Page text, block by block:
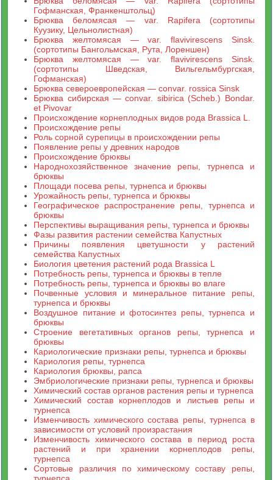
Гофманская, Франкенштольц)
Брюква беломясая — var. Rapifera (сортотипы
Куузику, Цельнолистная)
Брюква желтомясая — var. flavivirescens Sinsk.
(сортотипы Бангольмская, Рута, Лореншен)
Брюква желтомясая — var. flavivirescens Sinsk.
(сортотипы Шведская, Вильгельмбургская,
Гофманская)
Брюква североевропейская — convar. rossica Sinsk
Брюква сибирская — convar. sibirica (Scheb.) Bondar.
et Pivovar
Происхождение корнеплодных видов рода Brassica L.
Происхождение репы
Роль сорной сурепицы в происхождении репы
Появление репы у древних народов
Происхождение брюквы
Народнохозяйственное значение репы, турнепса и
брюквы
Площади посева репы, турнепса и брюквы
Урожайность репы, турнепса и брюквы
Географическое распространение репы, турнепса и
брюквы
Перспективы выращивания репы, турнепса и брюквы
Фазы развития растении семейства Капустных
Причины появления цветушности у растений
семейства Капустных
Биология цветения растений рода Brassica L
Потребность репы, турнепса и брюквы в тепле
Потребность репы, турнепса и брюквы во влаге
Почвенные условия и минеральное питание репы,
турнепса и брюквы
Воздушное питание и фотосинтез репы, турнепса и
брюквы
Строение вегетативных органов репы, турнепса и
брюквы
Кариологические признаки репы, турнепса и брюквы
Кариология репы, турнепса
Кариология брюквы, рапса
Эмбриологические признаки репы, турнепса и брюквы
Химический состав органов растения репы и турнепса
Химический состав корнеплодов и листьев репы и
турнепса
Изменчивость химического состава репы, турнепса в
зависимости от условий произрастания
Изменчивость химического состава в период роста
растений и при хранении корнеплодов репы,
турнепса
Сортовые различия по химическому составу репы,